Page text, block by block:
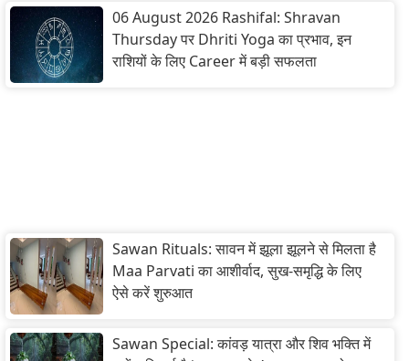
06 August 2026 Rashifal: Shravan
Thursday पर Dhriti Yoga का प्रभाव, इन
राशियों के लिए Career में बड़ी सफलता
Sawan Rituals: सावन में झूला झूलने से मिलता है
Maa Parvati का आशीर्वाद, सुख-समृद्धि के लिए
ऐसे करें शुरुआत
Sawan Special: कांवड़ यात्रा और शिव भक्ति में